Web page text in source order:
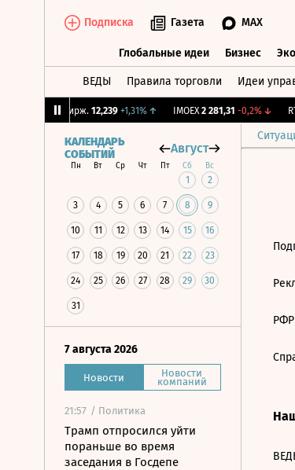
Подписка Газета MAX
Глобальные идеи Бизнес
ВЕДЫ Правила торговли Идеи
CNY Бирж. 12,239 +1,31%↑ IMOEX 2 281,31 -0,2%↓
КАЛЕНДАРЬ
СОБЫТИЙ
Август
Пн Вт Ср Чт Пт Сб Вс
1 2
3 4 5 6 7 8 9
10 11 12 13 14 15 16
17 18 19 20 21 22 23
24 25 26 27 28 29 30
31
7 августа 2026
Новости Новости
компаний
21:57 / Политика
Трамп отпросился уйти
пораньше во время
заседания в Госдепе